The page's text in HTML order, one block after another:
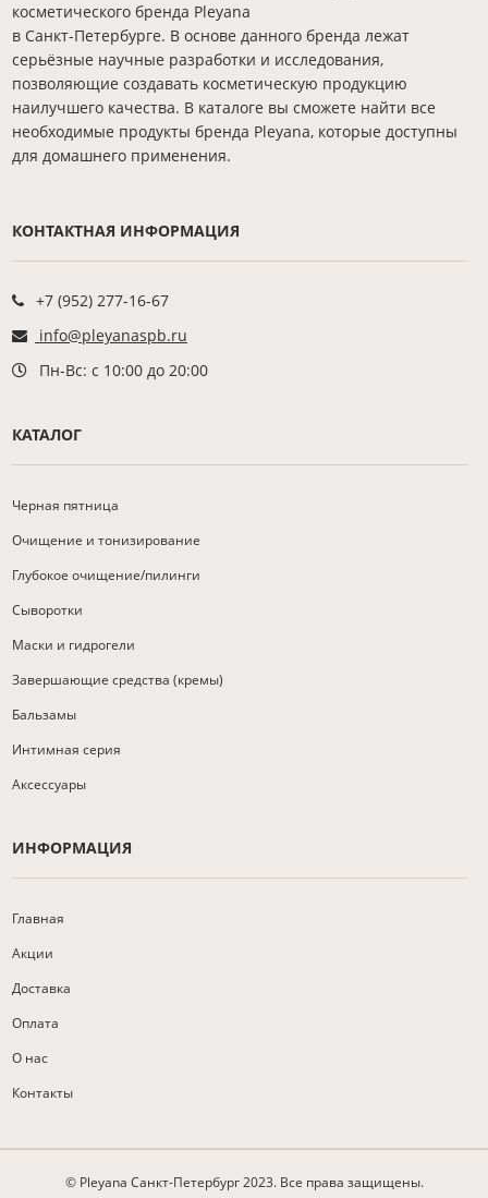
косметического бренда Pleyana
в Санкт-Петербурге. В основе данного бренда лежат
серьёзные научные разработки и исследования,
позволяющие создавать косметическую продукцию
наилучшего качества. В каталоге вы сможете найти все
необходимые продукты бренда Pleyana, которые доступны
для домашнего применения.
КОНТАКТНАЯ ИНФОРМАЦИЯ
+7 (952) 277-16-67
info@pleyanaspb.ru
Пн-Вс: с 10:00 до 20:00
КАТАЛОГ
Черная пятница
Очищение и тонизирование
Глубокое очищение/пилинги
Сыворотки
Маски и гидрогели
Завершающие средства (кремы)
Бальзамы
Интимная серия
Аксессуары
ИНФОРМАЦИЯ
Главная
Акции
Доставка
Оплата
О нас
Контакты
© Pleyana Санкт-Петербург 2023. Все права защищены.